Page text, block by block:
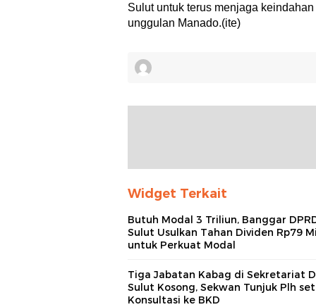
Sulut untuk terus menjaga
unggulan Manado.(ite)
Widget Terkait
Butuh Modal 3 Triliun, Banggar
Sulut Usulkan Tahan Dividen Rp79
untuk Perkuat Modal
Tiga Jabatan Kabag di Sekretariat
Sulut Kosong, Sekwan Tunjuk Plh
Konsultasi ke BKD